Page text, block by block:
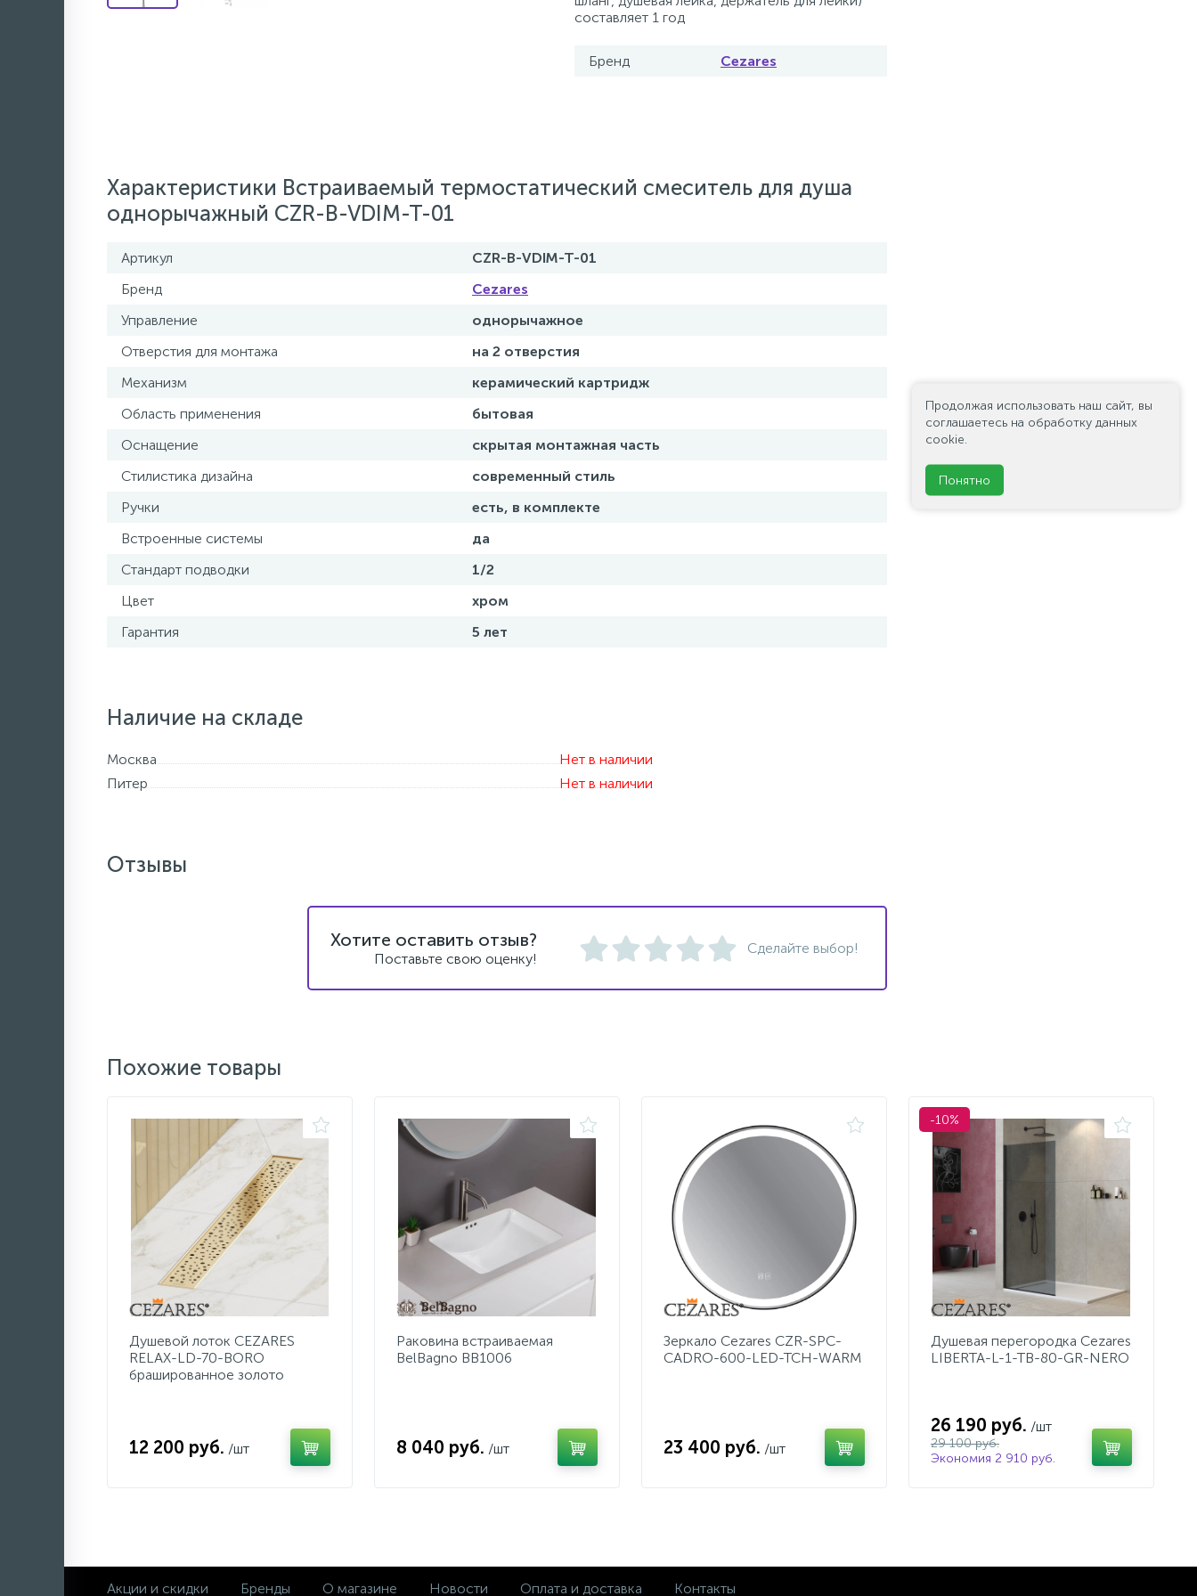
составляет 1 год
Бренд Cezares
Характеристики Встраиваемый термостатический смеситель для душа
однорычажный CZR-B-VDIM-T-01
Артикул
CZR-B-VDIM-T-01
Бренд
Cezares
Управление
однорычажное
Отверстия для монтажа
на 2 отверстия
Механизм
керамический картридж
Область применения
бытовая
Оснащение
скрытая монтажная часть
Стилистика дизайна
современный стиль
Ручки
есть, в комплекте
Встроенные системы
да
Стандарт подводки
1/2
Цвет
хром
Гарантия
5 лет
Наличие на складе
Москва
Нет в наличии
Питер
Нет в наличии
Отзывы
Хотите оставить отзыв?
Поставьте свою оценку!
Сделайте выбор!
Похожие товары
Душевой лоток CEZARES
RELAX-LD-70-BORO
брашированное золото
12 200 руб. /шт
Раковина встраиваемая
BelBagno BB1006
8 040 руб. /шт
Зеркало Cezares CZR-SPC-
CADRO-600-LED-TCH-WARM
23 400 руб. /шт
-10%
Душевая перегородка Cezares
LIBERTA-L-1-TB-80-GR-NERO
26 190 руб. /шт
29 100 руб.
Экономия 2 910 руб.
Акции и скидки Бренды О магазине Новости Оплата и доставка Контакты
Продолжая использовать наш сайт, вы
соглашаетесь на обработку данных
cookie.
Понятно